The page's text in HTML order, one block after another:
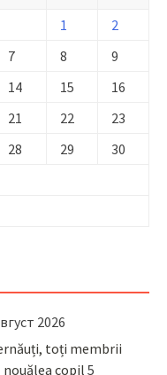
1
2
7 8
9
14 15
16
21 22
23
28 29
30
2026
toți membrii
copil 5